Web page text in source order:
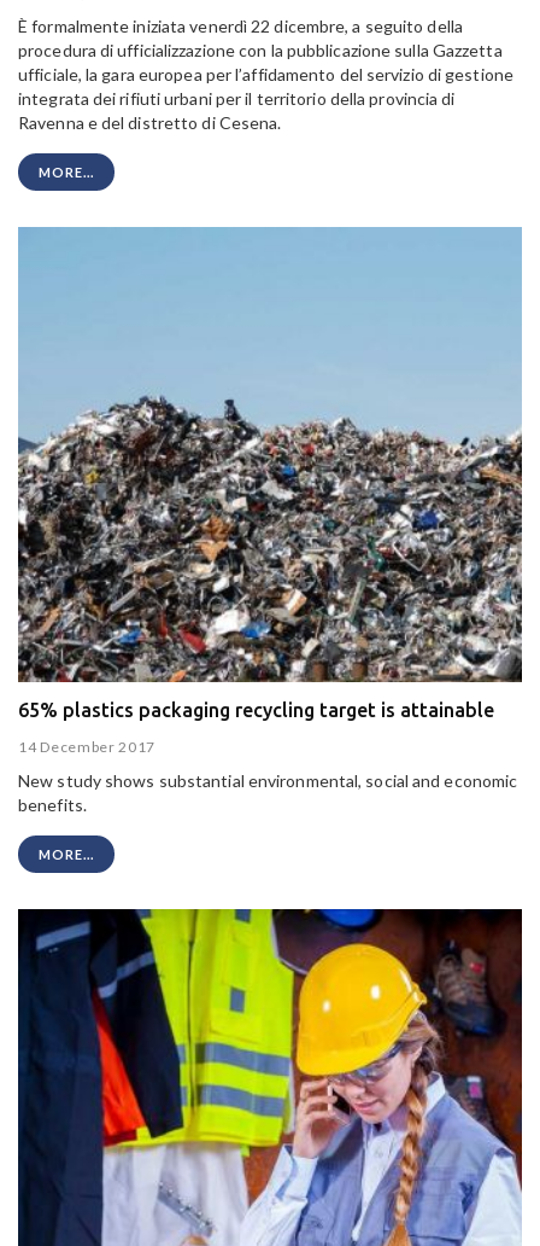
È formalmente iniziata venerdì 22 dicembre, a seguito della
procedura di ufficializzazione con la pubblicazione sulla Gazzetta
ufficiale, la gara europea per l’affidamento del servizio di gestione
integrata dei rifiuti urbani per il territorio della provincia di
Ravenna e del distretto di Cesena.
MORE...
65% plastics packaging recycling target is attainable
14 December 2017
New study shows substantial environmental, social and economic
benefits.
MORE...